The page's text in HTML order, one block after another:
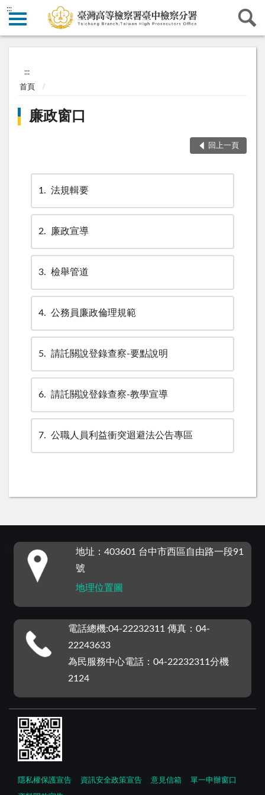
:::
:::
首頁
廉政窗口
回上一頁
1 法規輯要
2 廉政宣導
3 檢舉管道
4 公務員廉政倫理規範
5 請託關說登錄查察-要點說明
6 請託關說登錄查察-教學宣導
7 公職人員利益衝突迴避法公告專區
地址：403601 台中市西區自由路一段91
號
地理位置圖
電話總機:04-22232311 傳真：04-
22243633
為民服務中心電話：04-22232311分機
2124
隱私權保護宣告 資訊安全政策宣告 意見信箱 單一申辦窗口